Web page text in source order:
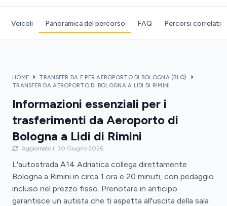
Veicoli Panoramica del percorso FAQ Percorsi correlati
HOME
TRANSFER DA E PER AEROPORTO DI BOLOGNA (BLQ)
TRANSFER DA AEROPORTO DI BOLOGNA A LIDI DI RIMINI
Informazioni essenziali per i
trasferimenti da Aeroporto di
Bologna a Lidi di Rimini
Aggiornato il 30 Giugno 2026
L'autostrada A14 Adriatica collega direttamente
Bologna a Rimini in circa 1 ora e 20 minuti, con pedaggio
incluso nel prezzo fisso. Prenotare in anticipo
garantisce un autista che ti aspetta all'uscita della sala